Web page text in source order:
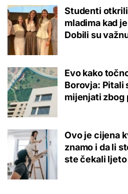
Studenti
mladima kad
Dobili su
Evo kako
Borovja: Pitali
mijenjati zbog
Ovo je cijena
znamo i da li
ste čekali ljeto